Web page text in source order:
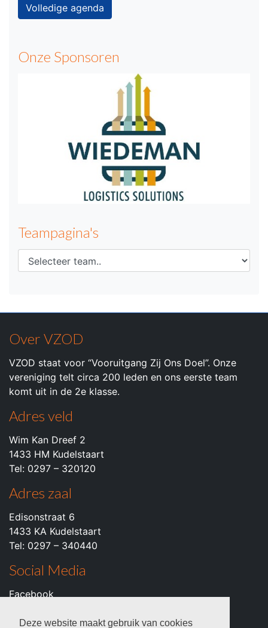
Deze website maakt gebruik van cookies
Volledige agenda
Onze Sponsoren
Teampagina's
Over VZOD
VZOD staat voor “Vooruitgang Zij Ons Doel”. Onze
vereniging telt circa 200 leden en ons eerste team
komt uit in de 2e klasse.
Adres veld
Wim Kan Dreef 2
1433 HM Kudelstaart
Tel: 0297 – 320120
Adres zaal
Edisonstraat 6
1433 KA Kudelstaart
Tel: 0297 – 340440
Social Media
Facebook
Youtube